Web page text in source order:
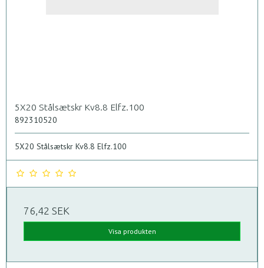
5X20 Stålsætskr Kv8.8 Elfz.100
892310520
5X20 Stålsætskr Kv8.8 Elfz.100
76,42 SEK
Visa produkten